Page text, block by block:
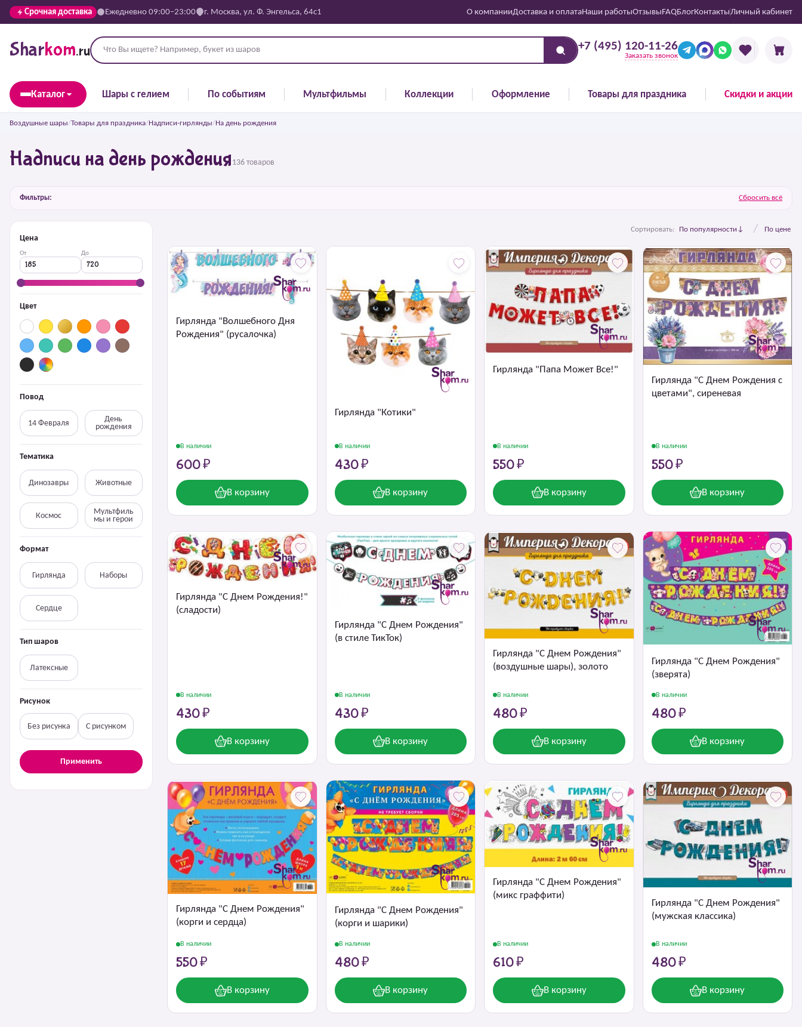
Срочная доставка Ежедневно 09:00–23:00 г. Москва, ул. Ф. Энгельса, 64с1 О компанииДоставка и оплатаНаши работыОтзывыFAQБлогКонтактыЛичный кабинет
Sharkom.ru +7 (495) 120-11-26
Заказать звонок
Каталог Шары с гелием По событиям Мультфильмы Коллекции Оформление Товары для праздника Скидки и акции
Воздушные шары/Товары для праздника/Надписи-гирлянды/На день рождения
Надписи на день рождения136 товаров
Фильтры: Сбросить всё
Цена
От До
Цвет
Повод
14 Февраля
День
рождения
Тематика
Динозавры Животные
Космос
Мультфиль
мы и герои
Формат
Гирлянда Наборы
Сердце
Тип шаров
Латексные
Рисунок
Без рисунка С рисунком
Применить
Сортировать: По популярности / По цене
Гирлянда "Волшебного Дня
Рождения" (русалочка)
В наличии
600 ₽
В корзину
Гирлянда "Котики"
В наличии
430 ₽
В корзину
Гирлянда "Папа Может Все!"
В наличии
550 ₽
В корзину
Гирлянда "С Днем Рождения с
цветами", сиреневая
В наличии
550 ₽
В корзину
Гирлянда "С Днем Рождения!"
(сладости)
В наличии
430 ₽
В корзину
Гирлянда "С Днем Рождения"
(в стиле ТикТок)
В наличии
430 ₽
В корзину
Гирлянда "С Днем Рождения"
(воздушные шары), золото
В наличии
480 ₽
В корзину
Гирлянда "С Днем Рождения"
(зверята)
В наличии
480 ₽
В корзину
Гирлянда "С Днем Рождения"
(корги и сердца)
В наличии
550 ₽
В корзину
Гирлянда "С Днем Рождения"
(корги и шарики)
В наличии
480 ₽
В корзину
Гирлянда "С Днем Рождения"
(микс граффити)
В наличии
610 ₽
В корзину
Гирлянда "С Днем Рождения"
(мужская классика)
В наличии
480 ₽
В корзину